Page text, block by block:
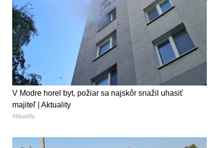
V Modre horel byt, požiar sa najskôr snažil uhasiť
majiteľ | Aktuality
Aktuality